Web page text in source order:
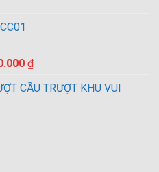
₫.
₫Giá
tại
CẦU TRƯỢT KHU VUI